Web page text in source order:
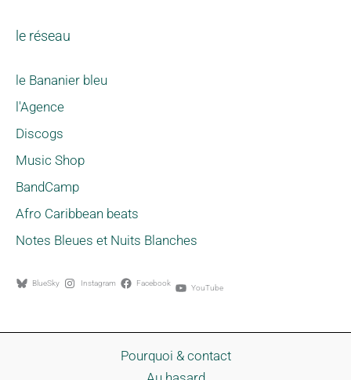
le réseau
le Bananier bleu
l'Agence
Discogs
Music Shop
BandCamp
Afro Caribbean beats
Notes Bleues et Nuits Blanches
BlueSky Instagram Facebook YouTube
Pourquoi & contact